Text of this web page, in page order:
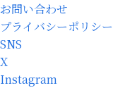
お問い合わせ
プライバシーポリシー
SNS
X
Instagram